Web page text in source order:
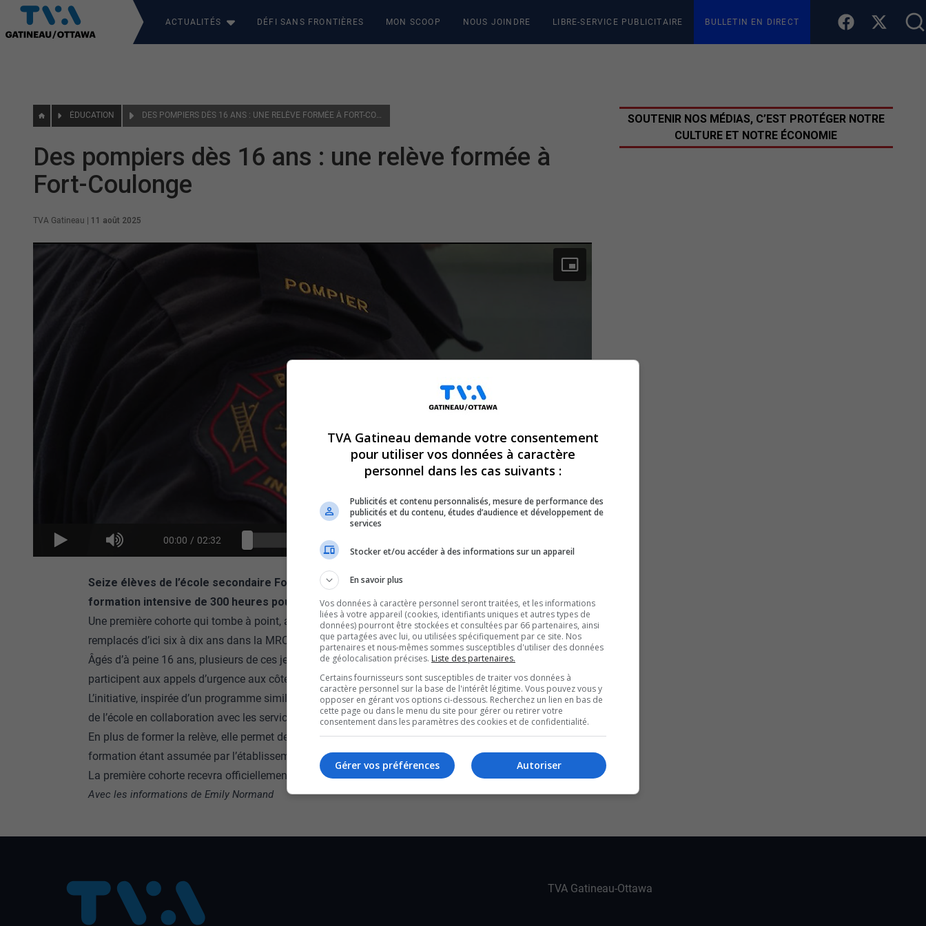
ACTUALITÉS DÉFI SANS FRONTIÈRES MON SCOOP NOUS JOINDRE LIBRE-SERVICE PUBLICITAIRE BULLETIN EN DIRECT
ÉDUCATION DES POMPIERS DÈS 16 ANS : UNE RELÈVE FORMÉE À FORT-COULONGE
Des pompiers dès 16 ans : une relève formée à
Fort-Coulonge
TVA Gatineau 11 août 2025
00:00 / 02:32
Seize élèves de l’école secondaire Fort-Coulonge viennent de terminer une
formation intensive de 300 heures pour devenir pompiers à temps partiel.
Une première cohorte qui tombe à point, alors que près de la moitié des effectifs devront être
remplacés d’ici six à dix ans dans la MRC du Pontiac.
Âgés d’à peine 16 ans, plusieurs de ces jeunes ont déjà intégré leur caserne locale et
participent aux appels d’urgence aux côtés des pompiers d’expérience.
L’initiative, inspirée d’un programme similaire sur la Côte-Nord, a été lancée par la direction
de l’école en collaboration avec les services d’incendie locaux.
En plus de former la relève, elle permet de réduire les coûts pour les municipalités, la
formation étant assumée par l’établissement scolaire.
La première cohorte recevra officiellement son certificat lundi soir.
Avec les informations de Emily Normand
SOUTENIR NOS MÉDIAS, C’EST PROTÉGER NOTRE
CULTURE ET NOTRE ÉCONOMIE
TVA Gatineau-Ottawa
TVA Gatineau demande votre consentement
pour utiliser vos données à caractère
personnel dans les cas suivants :
Publicités et contenu personnalisés, mesure de performance des
publicités et du contenu, études d’audience et développement de
services
Stocker et/ou accéder à des informations sur un appareil
En savoir plus
Vos données à caractère personnel seront traitées, et les informations
liées à votre appareil (cookies, identifiants uniques et autres types de
données) pourront être stockées et consultées par 66 partenaires, ainsi
que partagées avec lui, ou utilisées spécifiquement par ce site. Nos
partenaires et nous-mêmes sommes susceptibles d'utiliser des données
de géolocalisation précises. Liste des partenaires.
Certains fournisseurs sont susceptibles de traiter vos données à
caractère personnel sur la base de l'intérêt légitime. Vous pouvez vous y
opposer en gérant vos options ci-dessous. Recherchez un lien en bas de
cette page ou dans le menu du site pour gérer ou retirer votre
consentement dans les paramètres des cookies et de confidentialité.
Autoriser
Gérer vos préférences